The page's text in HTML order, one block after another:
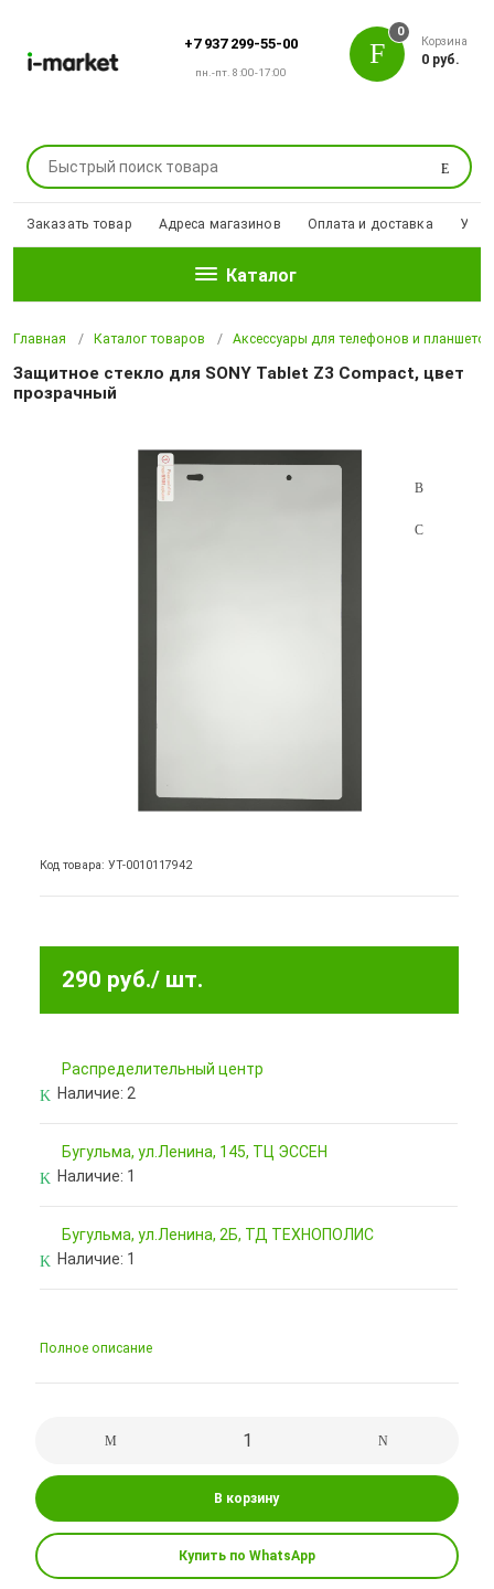
+7 937 299-55-00
пн.-пт. 8:00-17:00
Поиск
0
Корзина
0 руб.
Заказать товар Адреса магазинов Оплата и доставка
Каталог
Главная Каталог товаров Аксессуары для телефонов и планшетов
Защитное стекло для SONY Tablet Z3 Compact, цвет
прозрачный
Код товара: УТ-0010117942
290 руб./ шт.
Pаспределительный центр
Наличие: 2
Бугульма, ул.Ленина, 145, ТЦ ЭССЕН
Наличие: 1
Бугульма, ул.Ленина, 2Б, ТД ТЕХНОПОЛИС
Наличие: 1
Полное описание
В корзину
Купить по WhatsApp